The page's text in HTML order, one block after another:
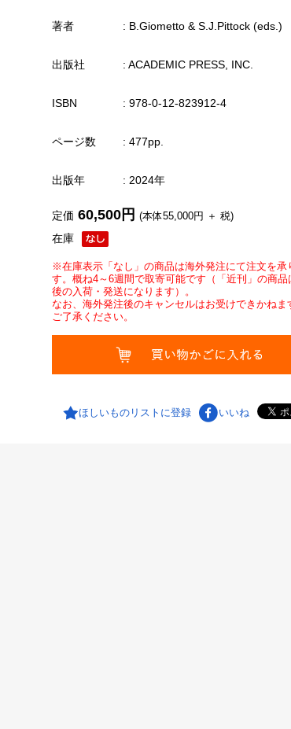
著者 : B.Giometto & S.J.Pittock (eds.)
出版社 : ACADEMIC PRESS, INC.
ISBN : 978-0-12-823912-4
ページ数 : 477pp.
出版年 : 2024年
在庫
定価 60,500円 (本体55,000円 ＋ 税)
※在庫表示「なし」の商品は海外発注にて注文を承
す。概ね4～6週間で取寄可能です（「近刊」の商品
後の入荷・発送になります）。
なお、海外発注後のキャンセルはお受けできかねま
ご了承ください。
ほしいものリストに登録 いいね